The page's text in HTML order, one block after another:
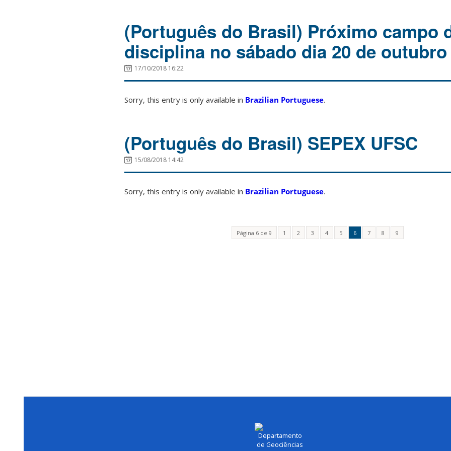
(Português do Brasil) Próximo campo
disciplina no sábado dia 20 de outubro
17/10/2018 16:22
Sorry, this entry is only available in Brazilian Portuguese.
(Português do Brasil) SEPEX UFSC
15/08/2018 14:42
Sorry, this entry is only available in Brazilian Portuguese.
Página 6 de 9 1 2 3 4 5 6 7 8 9